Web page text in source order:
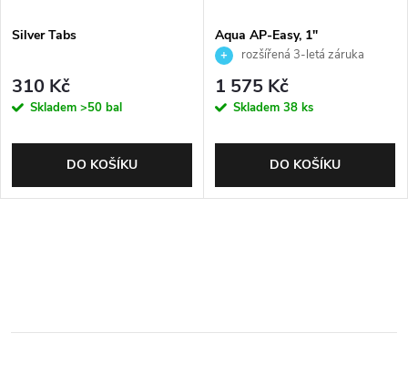
Silver Tabs
310 Kč
Skladem >50 bal
DO KOŠÍKU
Aqua AP-Easy, 1"
rozšířená 3-letá záruka
1 575 Kč
Skladem 38 ks
DO KOŠÍKU